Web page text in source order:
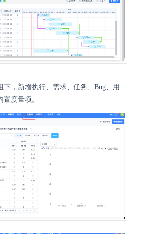
，新增执行、需求、任务、Bug、用
度量项。